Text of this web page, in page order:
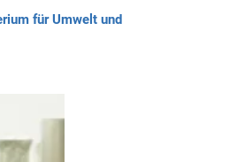
für Umwelt und